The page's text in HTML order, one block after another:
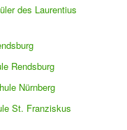
des Laurentius
Rendsburg
Nürnberg
St. Franziskus